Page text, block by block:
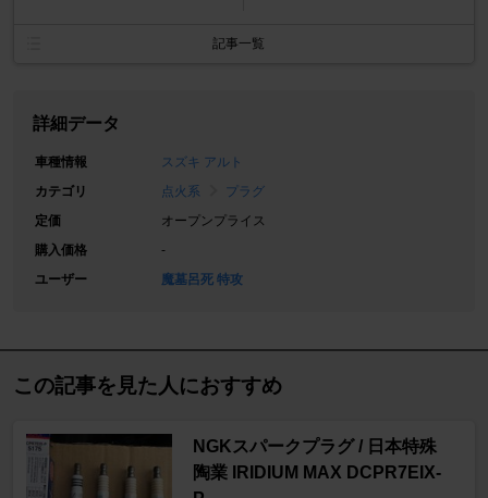
記事一覧
詳細データ
車種情報
スズキ アルト
カテゴリ
点火系
プラグ
定価
オープンプライス
購入価格
-
ユーザー
魔墓呂死 特攻
この記事を見た人におすすめ
NGKスパークプラグ / 日本特殊
陶業 IRIDIUM MAX DCPR7EIX-